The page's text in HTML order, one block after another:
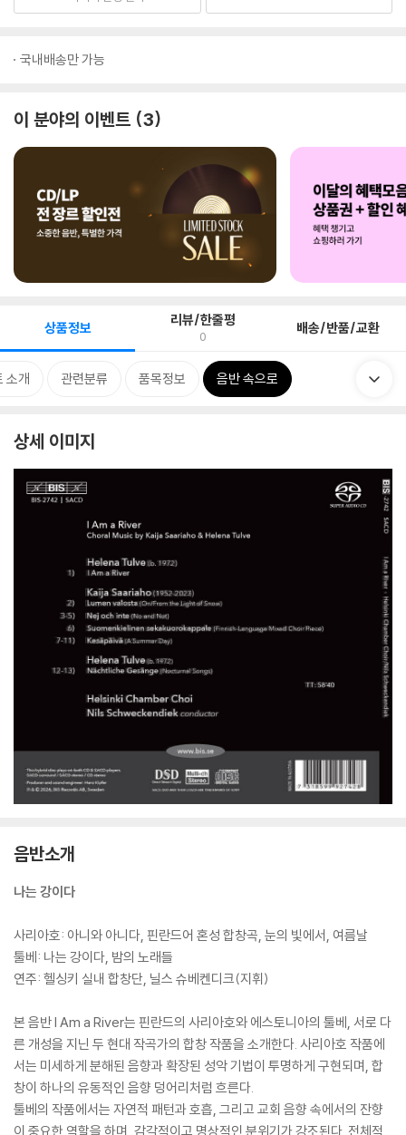
국내배송만 가능
이 분야의 이벤트 3
상품정보 리뷰/한줄평
0 배송/반품/교환
소개 관련분류 품목정보 음반 속으로
상세 이미지
음반소개
나는 강이다
사리아호: 아니와 아니다, 핀란드어 혼성 합창곡, 눈의 빛에서, 여름날
툴베: 나는 강이다, 밤의 노래들
연주: 헬싱키 실내 합창단, 닐스 슈베켄디크(지휘)
본 음반 I Am a River는 핀란드의 사리아호와 에스토니아의 툴베, 서로 다
른 개성을 지닌 두 현대 작곡가의 합창 작품을 소개한다. 사리아호 작품에
서는 미세하게 분해된 음향과 확장된 성악 기법이 투명하게 구현되며, 합
창이 하나의 유동적인 음향 덩어리처럼 흐른다.
툴베의 작품에서는 자연적 패턴과 호흡, 그리고 교회 음향 속에서의 잔향
이 중요한 역할을 하며, 감각적이고 명상적인 분위기가 강조된다. 전체적